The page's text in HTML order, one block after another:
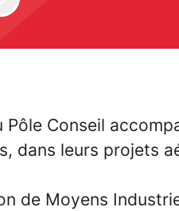
Pôle Conseil
dans leurs projets
de Moyens